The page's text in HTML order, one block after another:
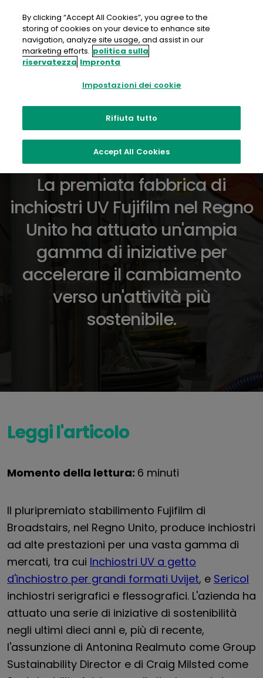
contenuto
Sostenibilità nella
produzione
La premiata fabbrica di
inchiostri UV Fujifilm nel Regno
Unito ha attuato un'ampia
gamma di iniziative per
accelerare il cambiamento
verso un'attività più
sostenibile.
Leggi l'articolo
Momento della lettura: 6 minuti
Il pluripremiato stabilimento Fujifilm di
Broadstairs, nel Regno Unito, produce inchiostri
ad alte prestazioni per una vasta gamma di
mercati, tra cui Inchiostri UV a getto
d'inchiostro per grandi formati Uvijet, e Sericol
inchiostri serigrafici e flessografici. L'azienda ha
attuato una serie di iniziative di sostenibilità
negli ultimi dieci anni e, più di recente,
l'assunzione di Antonina Realmuto come Group
Sustainability Director e di Craig Milsted come
By clicking “Accept All Cookies”, you agree to the
storing of cookies on your device to enhance site
navigation, analyze site usage, and assist in our
marketing efforts. politica sulla
riservatezza Impronta
Impostazioni dei cookie
Rifiuta tutto
Accept All Cookies